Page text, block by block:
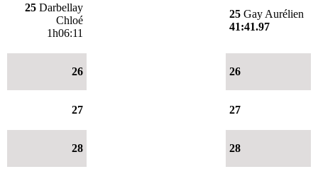
25 Darbellay
Chloé
1h06:11
25 Gay Aurélien
41:41.97
26 26
27 27
28 28